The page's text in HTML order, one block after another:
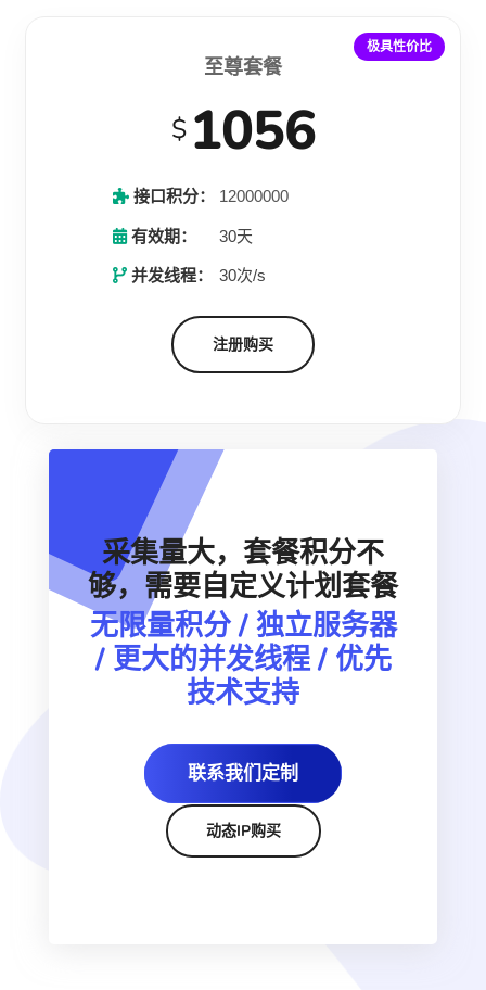
极具性价比
至尊套餐
$ 1056
接口积分： 12000000
有效期： 30天
并发线程： 30次/s
注册购买
采集量大，套餐积分不
够，需要自定义计划套餐
无限量积分 / 独立服务器
/ 更大的并发线程 / 优先
技术支持
联系我们定制
动态IP购买